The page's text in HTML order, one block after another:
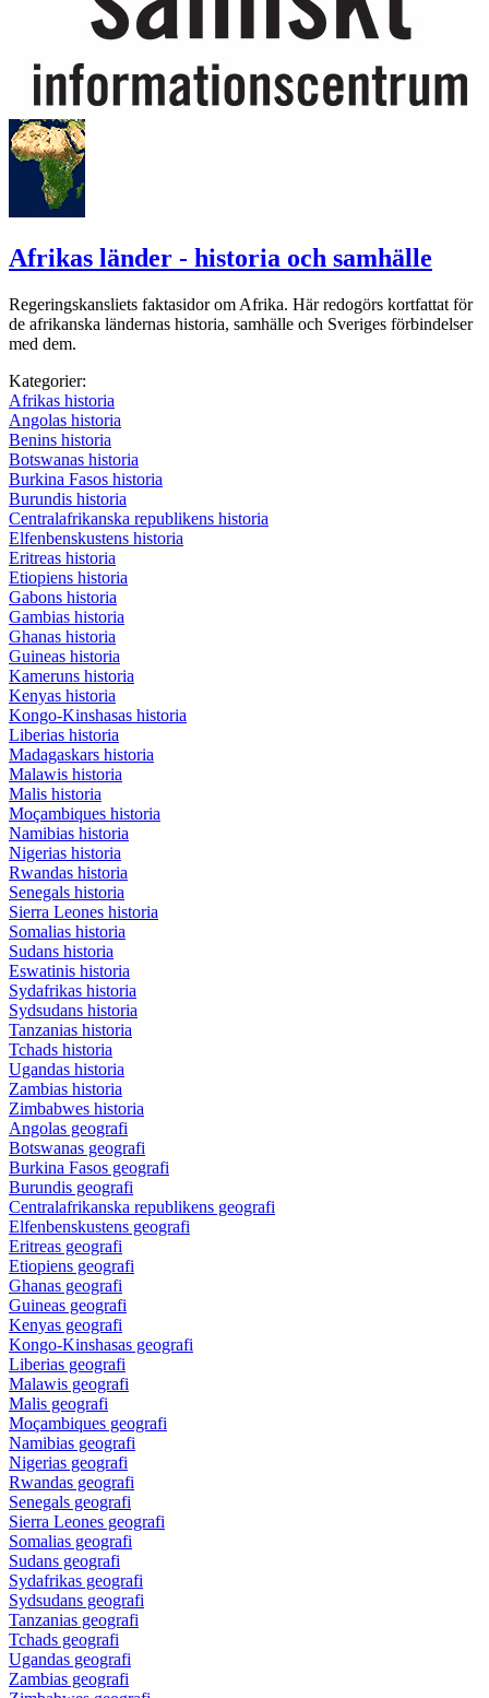
Afrikas länder - historia och samhälle
Regeringskansliets faktasidor om Afrika. Här redogörs kortfattat för
de afrikanska ländernas historia, samhälle och Sveriges förbindelser
med dem.
Kategorier:
Afrikas historia
Angolas historia
Benins historia
Botswanas historia
Burkina Fasos historia
Burundis historia
Centralafrikanska republikens historia
Elfenbenskustens historia
Eritreas historia
Etiopiens historia
Gabons historia
Gambias historia
Ghanas historia
Guineas historia
Kameruns historia
Kenyas historia
Kongo-Kinshasas historia
Liberias historia
Madagaskars historia
Malawis historia
Malis historia
Moçambiques historia
Namibias historia
Nigerias historia
Rwandas historia
Senegals historia
Sierra Leones historia
Somalias historia
Sudans historia
Eswatinis historia
Sydafrikas historia
Sydsudans historia
Tanzanias historia
Tchads historia
Ugandas historia
Zambias historia
Zimbabwes historia
Angolas geografi
Botswanas geografi
Burkina Fasos geografi
Burundis geografi
Centralafrikanska republikens geografi
Elfenbenskustens geografi
Eritreas geografi
Etiopiens geografi
Ghanas geografi
Guineas geografi
Kenyas geografi
Kongo-Kinshasas geografi
Liberias geografi
Malawis geografi
Malis geografi
Moçambiques geografi
Namibias geografi
Nigerias geografi
Rwandas geografi
Senegals geografi
Sierra Leones geografi
Somalias geografi
Sudans geografi
Sydafrikas geografi
Sydsudans geografi
Tanzanias geografi
Tchads geografi
Ugandas geografi
Zambias geografi